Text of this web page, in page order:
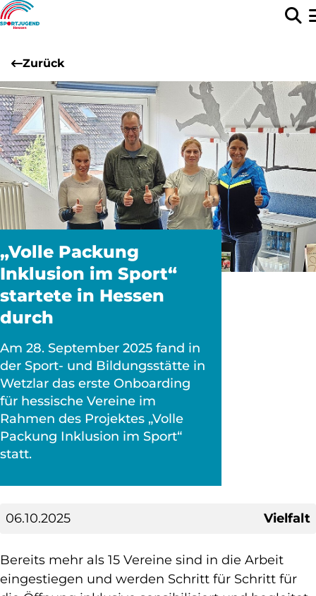
Zurück
„Volle Packung
Inklusion im Sport“
startete in Hessen
durch
Am 28. September 2025 fand in
der Sport- und Bildungsstätte in
Wetzlar das erste Onboarding
für hessische Vereine im
Rahmen des Projektes „Volle
Packung Inklusion im Sport“
statt.
06.10.2025 Vielfalt
Bereits mehr als 15 Vereine sind in die Arbeit
eingestiegen und werden Schritt für Schritt für